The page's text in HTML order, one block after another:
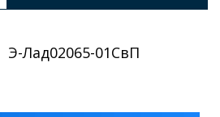
Э-Лад02065-01СвП